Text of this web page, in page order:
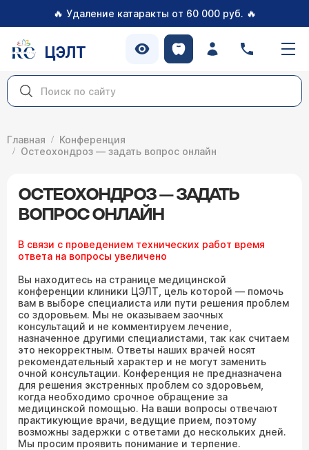
🔥 Удаление катаракты от 60 000 руб. 🔥
ЦЭЛТ
Главная
Конференция
Остеохондроз — задать вопрос онлайн
ОСТЕОХОНДРОЗ — ЗАДАТЬ
ВОПРОС ОНЛАЙН
В связи с проведением технических работ время
ответа на вопросы увеличено
Вы находитесь на странице медицинской
конференции клиники ЦЭЛТ, цель которой — помочь
вам в выборе специалиста или пути решения проблем
со здоровьем. Мы не оказываем заочных
консультаций и не комментируем лечение,
назначенное другими специалистами, так как считаем
это некорректным. Ответы наших врачей носят
рекомендательный характер и не могут заменить
очной консультации. Конференция не предназначена
для решения экстренных проблем со здоровьем,
когда необходимо срочное обращение за
медицинской помощью. На ваши вопросы отвечают
практикующие врачи, ведущие прием, поэтому
возможны задержки с ответами до нескольких дней.
Мы просим проявить понимание и терпение.